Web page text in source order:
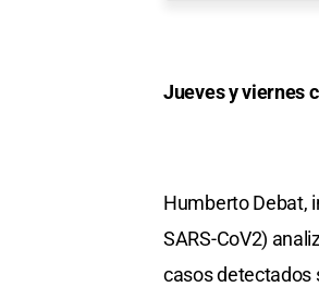
Jueves y viernes
Humberto Debat,
SARS-CoV2)
casos detectados